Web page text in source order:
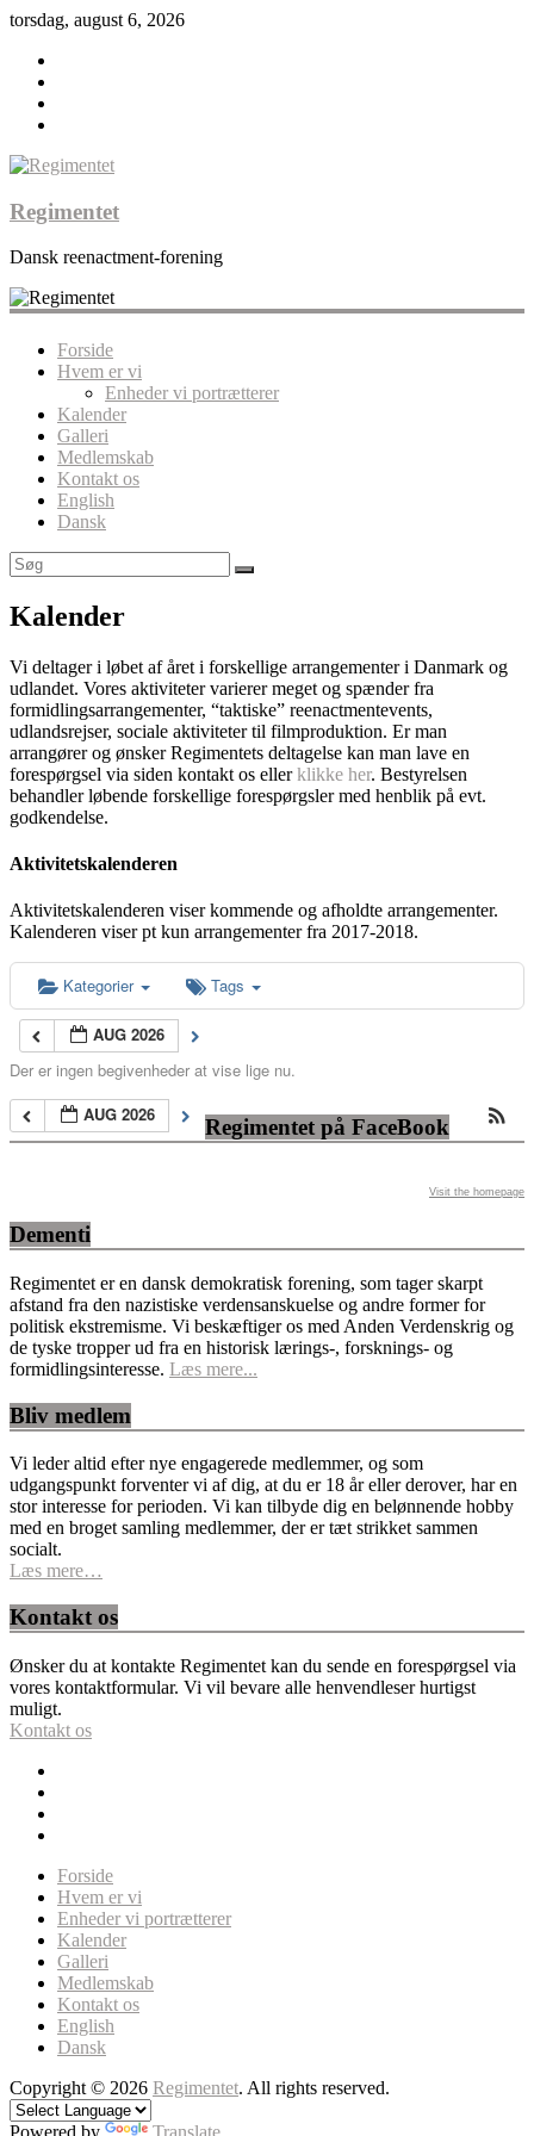
torsdag, august 6, 2026
Regimentet
Dansk reenactment-forening
Forside
Hvem er vi
Enheder vi portrætterer
Kalender
Galleri
Medlemskab
Kontakt os
English
Dansk
Kalender
Vi deltager i løbet af året i forskellige arrangementer i Danmark og
udlandet. Vores aktiviteter varierer meget og spænder fra
formidlingsarrangementer, “taktiske” reenactmentevents,
udlandsrejser, sociale aktiviteter til filmproduktion. Er man
arrangører og ønsker Regimentets deltagelse kan man lave en
forespørgsel via siden kontakt os ellerklikke her. Bestyrelsen
behandler løbende forskellige forespørgsler med henblik på evt.
godkendelse.
Aktivitetskalenderen
Aktivitetskalenderen viser kommende og afholdte arrangementer.
Kalenderen viser pt kun arrangementer fra 2017-2018.
Kategorier Tags
AUG 2026
Der er ingen begivenheder at vise lige nu.
AUG 2026
Regimentet på FaceBook
Visit the homepage
Dementi
Regimentet er en dansk demokratisk forening, som tager skarpt
afstand fra den nazistiske verdensanskuelse og andre former for
politisk ekstremisme. Vi beskæftiger os med Anden Verdenskrig og
de tyske tropper ud fra en historisk lærings-, forsknings- og
formidlingsinteresse. Læs mere...
Bliv medlem
Vi leder altid efter nye engagerede medlemmer, og som
udgangspunkt forventer vi af dig, at du er 18 år eller derover, har en
stor interesse for perioden. Vi kan tilbyde dig en belønnende hobby
med en broget samling medlemmer, der er tæt strikket sammen
socialt.
Læs mere…
Kontakt os
Ønsker du at kontakte Regimentet kan du sende en forespørgsel via
vores kontaktformular. Vi vil bevare alle henvendleser hurtigst
muligt.
Kontakt os
Forside
Hvem er vi
Enheder vi portrætterer
Kalender
Galleri
Medlemskab
Kontakt os
English
Dansk
Copyright © 2026 Regimentet. All rights reserved.
Powered by Translate